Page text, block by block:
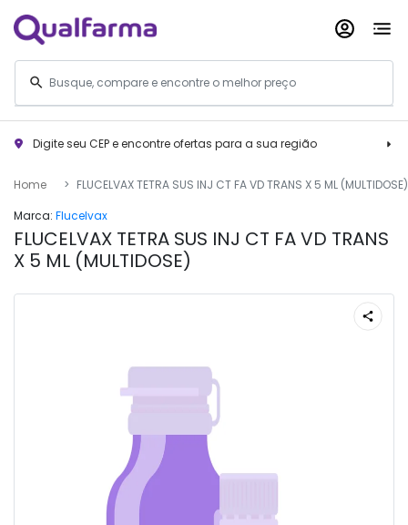
Digite seu CEP e encontre ofertas para a sua região
Home
FLUCELVAX TETRA SUS INJ CT FA VD TRANS X 5 ML (MULTIDOSE)
Marca: Flucelvax
FLUCELVAX TETRA SUS INJ CT FA VD TRANS
X 5 ML (MULTIDOSE)